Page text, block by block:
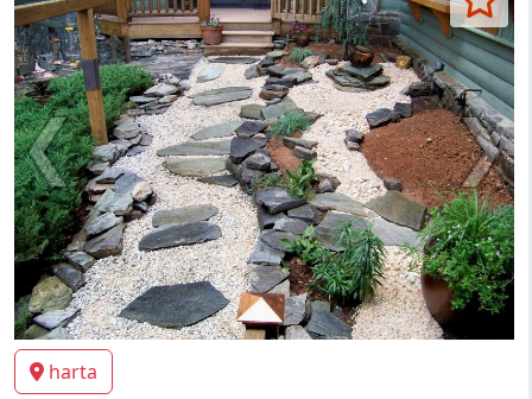
harta